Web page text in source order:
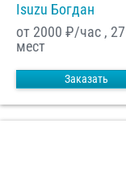
Isuzu Богдан
от 2000 ₽/час , 27
мест
Заказать